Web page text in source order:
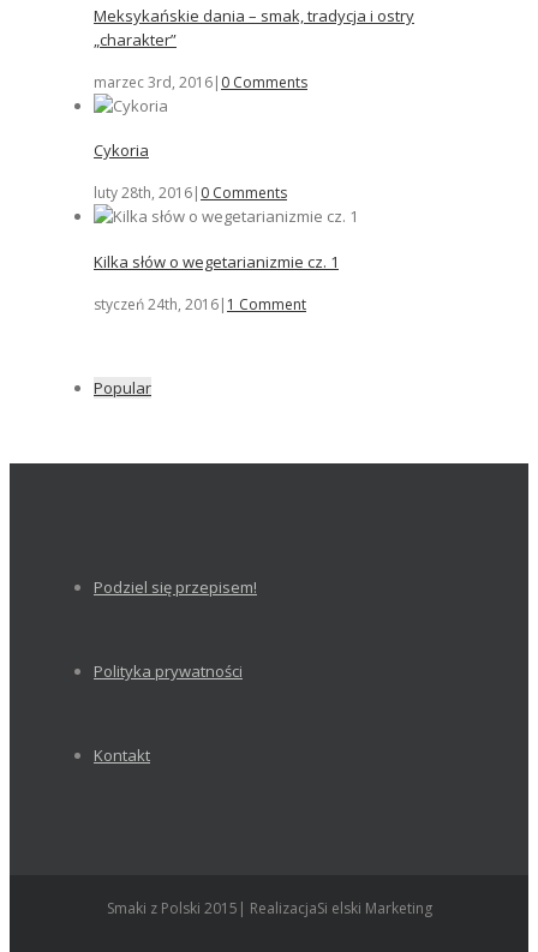
Meksykańskie dania – smak, tradycja i ostry
„charakter”
marzec 3rd, 2016| 0 Comments
Cykoria
luty 28th, 2016| 0 Comments
Kilka słów o wegetarianizmie cz. 1
styczeń 24th, 2016| 1 Comment
Popular
Podziel się przepisem!
Polityka prywatności
Kontakt
Smaki z Polski 2015| RealizacjaSi elski Marketing